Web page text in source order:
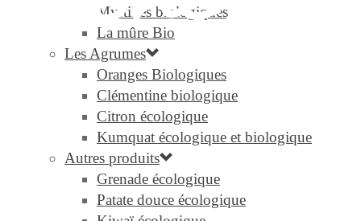
Myrtilles biologiques
La mûre Bio
Les Agrumes
Oranges Biologiques
Clémentine biologique
Citron écologique
Kumquat écologique et biologique
Autres produits
Grenade écologique
Patate douce écologique